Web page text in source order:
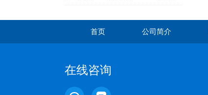
首页 公司简介
在线咨询